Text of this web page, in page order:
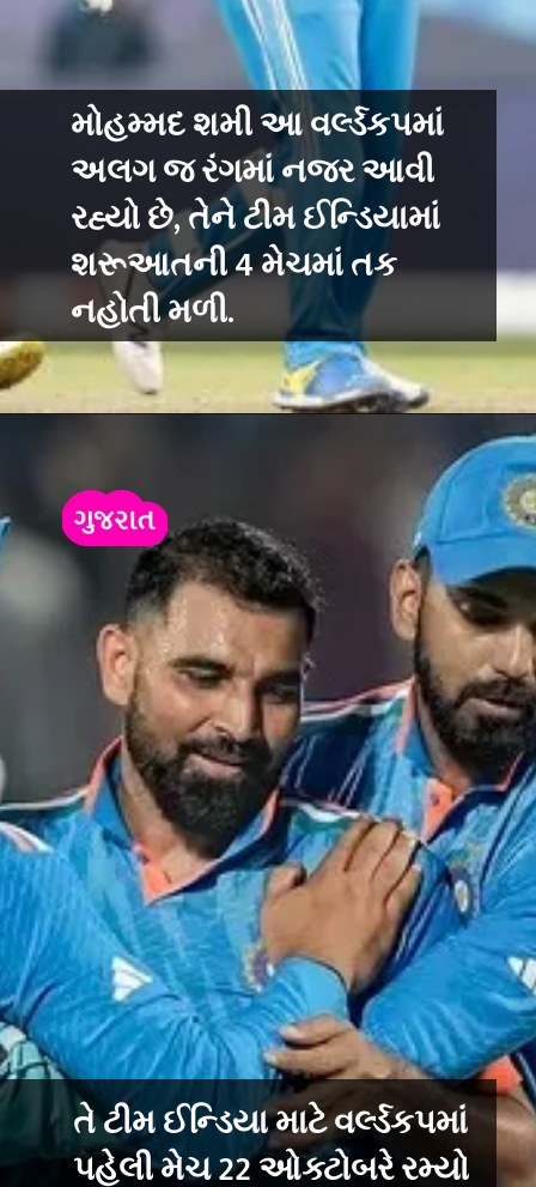
મોહમ્મદ શમી આ વર્લ્ડકપમાં
અલગ જ રંગમાં નજર આવી
રહ્યો છે, તેને ટીમ ઈન્ડિયામાં
શરૂઆતની 4 મેચમાં તક
નહોતી મળી.
તે ટીમ ઈન્ડિયા માટે વર્લ્ડકપમાં
પહેલી મેચ 22 ઓક્ટોબરે રમ્યો